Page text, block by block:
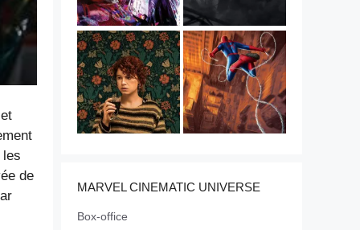
les
de
MARVEL CINEMATIC UNIVERSE
Box-office